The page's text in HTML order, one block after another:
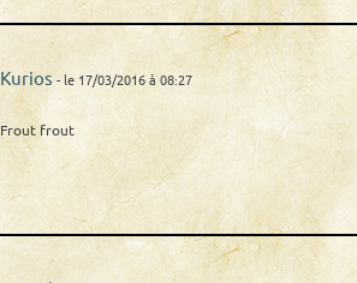
Kurios - le 17/03/2016 à 08:27
Frout frout